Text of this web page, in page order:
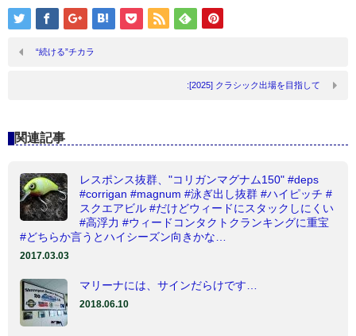
“続ける”チカラ
:[2025] クラシック出場を目指して
関連記事
レスポンス抜群、"コリガンマグナム150" #deps
#corrigan #magnum #泳ぎ出し抜群 #ハイピッチ #
スクエアビル #だけどウィードにスタックしにくい
#高浮力 #ウィードコンタクトクランキングに重宝
#どちらか言うとハイシーズン向きかな…
2017.03.03
マリーナには、サインだらけです…
2018.06.10